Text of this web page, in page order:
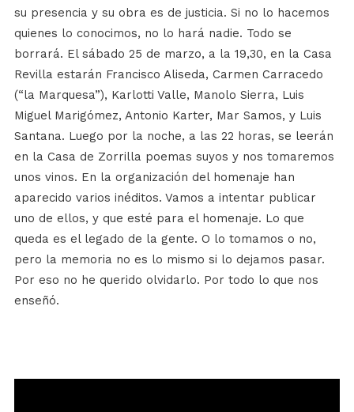
su presencia y su obra es de justicia. Si no lo hacemos
quienes lo conocimos, no lo hará nadie. Todo se
borrará. El sábado 25 de marzo, a la 19,30, en la Casa
Revilla estarán Francisco Aliseda, Carmen Carracedo
(“la Marquesa”), Karlotti Valle, Manolo Sierra, Luis
Miguel Marigómez, Antonio Karter, Mar Samos, y Luis
Santana. Luego por la noche, a las 22 horas, se leerán
en la Casa de Zorrilla poemas suyos y nos tomaremos
unos vinos. En la organización del homenaje han
aparecido varios inéditos. Vamos a intentar publicar
uno de ellos, y que esté para el homenaje. Lo que
queda es el legado de la gente. O lo tomamos o no,
pero la memoria no es lo mismo si lo dejamos pasar.
Por eso no he querido olvidarlo. Por todo lo que nos
enseñó.